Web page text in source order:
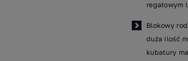
regałowym
Blokowy
duża ilość
kubatury